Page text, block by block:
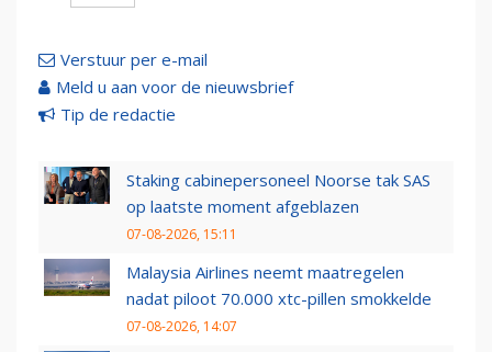
Verstuur per e-mail
Meld u aan voor de nieuwsbrief
Tip de redactie
Staking cabinepersoneel Noorse tak SAS
op laatste moment afgeblazen
07-08-2026, 15:11
Malaysia Airlines neemt maatregelen
nadat piloot 70.000 xtc-pillen smokkelde
07-08-2026, 14:07